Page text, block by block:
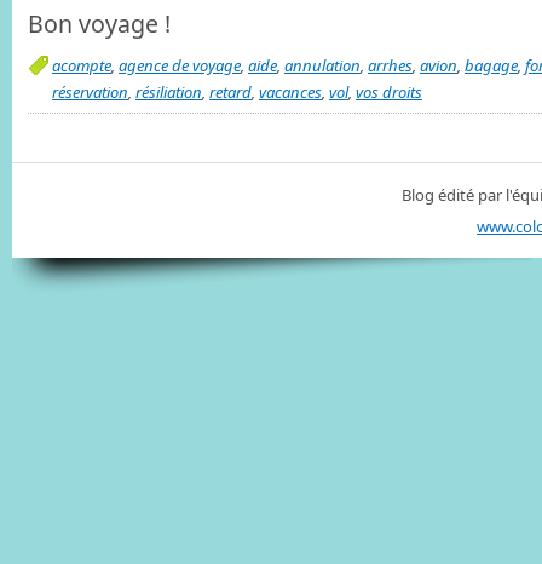
Bon voyage !
acompte, agence de voyage, aide, annulation, arrhes, avion, bagage,
réservation, résiliation, retard, vacances, vol, vos droits
Blog édité par